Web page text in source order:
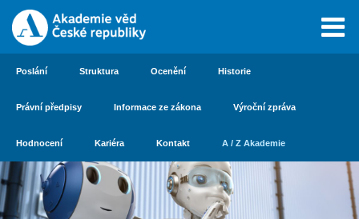
Poslání Struktura Ocenění Historie
Právní předpisy Informace ze zákona Výroční zpráva
Hodnocení Kariéra Kontakt A / Z Akademie